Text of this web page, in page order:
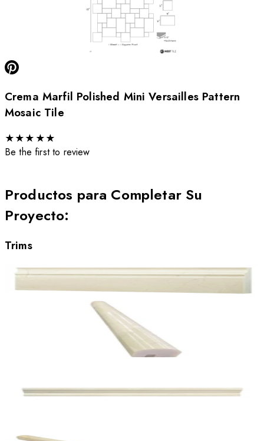
Crema Marfil Polished Mini Versailles Pattern
Mosaic Tile
★★★ ★★
Be the first to review
Productos para Completar Su
Proyecto:
Trims